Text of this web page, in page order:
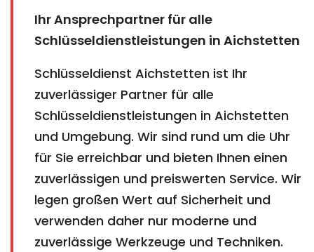
Ihr Ansprechpartner für alle
Schlüsseldienstleistungen in Aichstetten
Schlüsseldienst Aichstetten ist Ihr
zuverlässiger Partner für alle
Schlüsseldienstleistungen in Aichstetten
und Umgebung. Wir sind rund um die Uhr
für Sie erreichbar und bieten Ihnen einen
zuverlässigen und preiswerten Service. Wir
legen großen Wert auf Sicherheit und
verwenden daher nur moderne und
zuverlässige Werkzeuge und Techniken.